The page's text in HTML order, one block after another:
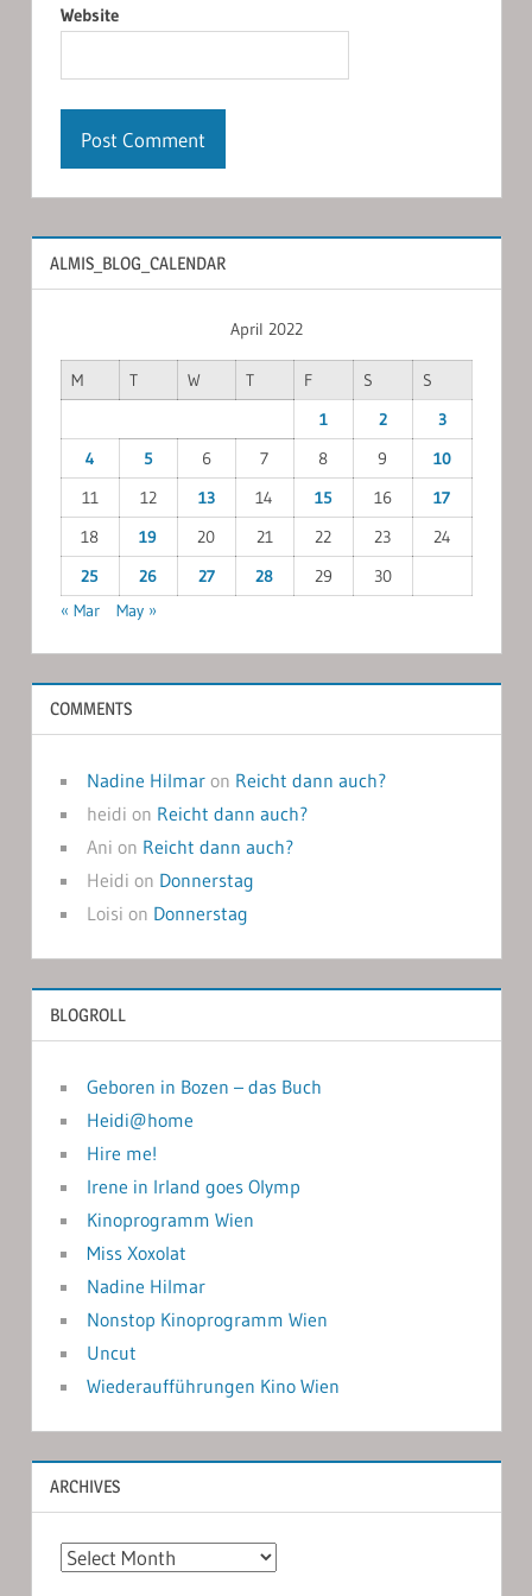
Website
ALMIS_BLOG_CALENDAR
April 2022
M T W T F S
S
1
2
3
4
5 6 7 8 9
10
11
12 13 14 15 16
17
18
19 20 21 22 23
24
25
26 27 28 29
30
« Mar
May »
COMMENTS
Nadine Hilmaron Reicht dann auch?
heidi on Reicht dann auch?
Ani on Reicht dann auch?
Heidi on Donnerstag
Loisi on Donnerstag
BLOGROLL
Geboren in Bozen – das Buch
Heidi@home
Hire me!
Irene in Irland goes Olymp
Kinoprogramm Wien
Miss Xoxolat
Nadine Hilmar
Nonstop Kinoprogramm Wien
Uncut
Wiederaufführungen Kino Wien
ARCHIVES
Archives